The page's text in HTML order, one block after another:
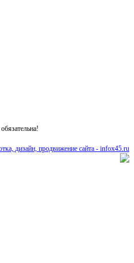
дизайн, продвижение сайта - infox45.ru